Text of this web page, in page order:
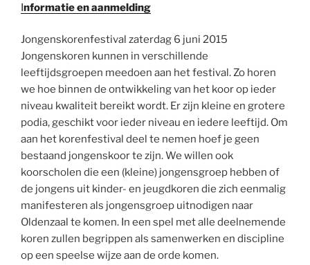
Informatie en aanmelding
Jongenskorenfestival zaterdag 6 juni 2015
Jongenskoren kunnen in verschillende
leeftijdsgroepen meedoen aan het festival. Zo horen
we hoe binnen de ontwikkeling van het koor op ieder
niveau kwaliteit bereikt wordt. Er zijn kleine en grotere
podia, geschikt voor ieder niveau en iedere leeftijd. Om
aan het korenfestival deel te nemen hoef je geen
bestaand jongenskoor te zijn. We willen ook
koorscholen die een (kleine) jongensgroep hebben of
de jongens uit kinder- en jeugdkoren die zich eenmalig
manifesteren als jongensgroep uitnodigen naar
Oldenzaal te komen. In een spel met alle deelnemende
koren zullen begrippen als samenwerken en discipline
op een speelse wijze aan de orde komen.